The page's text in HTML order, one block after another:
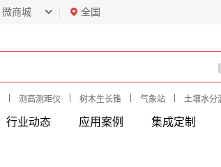
微商城 全国
测高测距仪 树木生长锥 气象站 土壤水分
行业动态 应用案例 集成定制